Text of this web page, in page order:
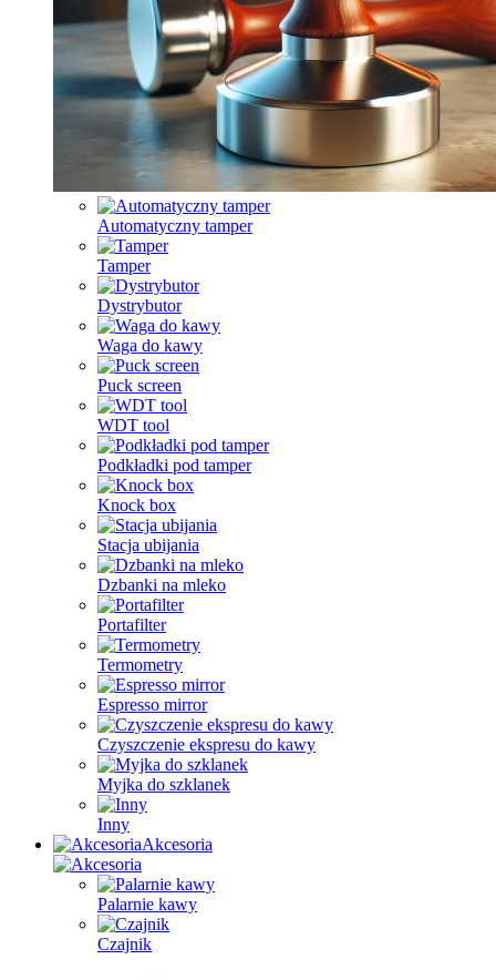
Automatyczny tamper
Tamper
Dystrybutor
Waga do kawy
Puck screen
WDT tool
Podkładki pod tamper
Knock box
Stacja ubijania
Dzbanki na mleko
Portafilter
Termometry
Espresso mirror
Czyszczenie ekspresu do kawy
Myjka do szklanek
Inny
Akcesoria
Palarnie kawy
Czajnik